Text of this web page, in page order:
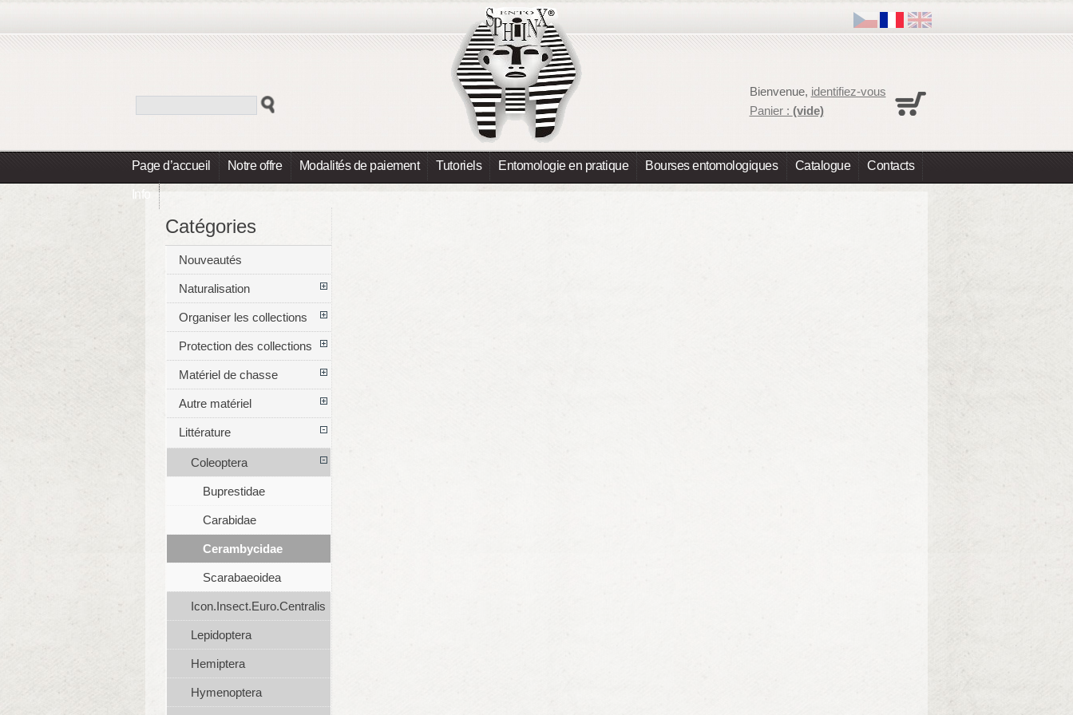
Page d’accueil Notre offre Modalités de paiement Tutoriels Entomologie en pratique Bourses entomologiques Catalogue Contacts
Info
Bienvenue, identifiez-vous
Panier : (vide)
Catégories
Nouveautés
Naturalisation
Organiser les collections
Protection des collections
Matériel de chasse
Autre matériel
Littérature
Coleoptera
Buprestidae
Carabidae
Cerambycidae
Scarabaeoidea
Icon.Insect.Euro.Centralis
Lepidoptera
Hemiptera
Hymenoptera
Aucun produit
Total 0,00 €
Les prix sont HT